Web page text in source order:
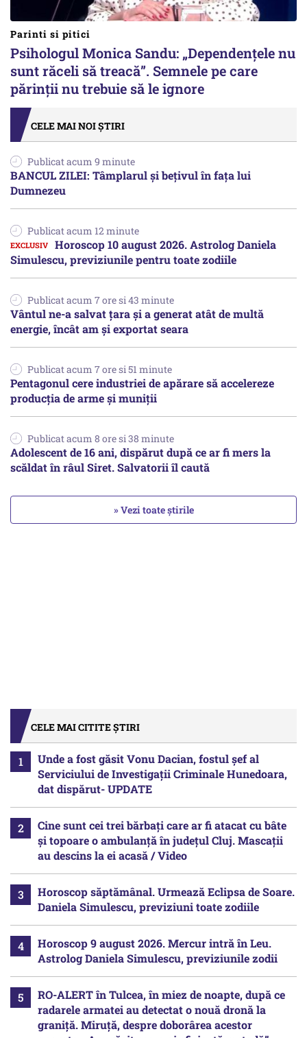
Parinti si pitici
Psihologul Monica Sandu: „Dependențele nu
sunt răceli să treacă”. Semnele pe care
părinții nu trebuie să le ignore
CELE MAI NOI ȘTIRI
Publicat acum 9 minute
BANCUL ZILEI: Tâmplarul și bețivul în fața lui
Dumnezeu
Publicat acum 12 minute
Horoscop 10 august 2026. Astrolog Daniela
Simulescu, previziunile pentru toate zodiile
Publicat acum 7 ore si 43 minute
Vântul ne-a salvat țara și a generat atât de multă
energie, încât am și exportat seara
Publicat acum 7 ore si 51 minute
Pentagonul cere industriei de apărare să accelereze
producția de arme și muniții
Publicat acum 8 ore si 38 minute
Adolescent de 16 ani, dispărut după ce ar fi mers la
scăldat în râul Siret. Salvatorii îl caută
» Vezi toate știrile
CELE MAI CITITE ȘTIRI
Unde a fost găsit Vonu Dacian, fostul șef al
Serviciului de Investigații Criminale Hunedoara,
dat dispărut- UPDATE
Cine sunt cei trei bărbați care ar fi atacat cu bâte
și topoare o ambulanță în județul Cluj. Mascații
au descins la ei acasă / Video
Horoscop săptămânal. Urmează Eclipsa de Soare.
Daniela Simulescu, previziuni toate zodiile
Horoscop 9 august 2026. Mercur intră în Leu.
Astrolog Daniela Simulescu, previziunile zodii
RO-ALERT în Tulcea, în miez de noapte, după ce
radarele armatei au detectat o nouă dronă la
graniță. Miruță, despre doborârea acestor